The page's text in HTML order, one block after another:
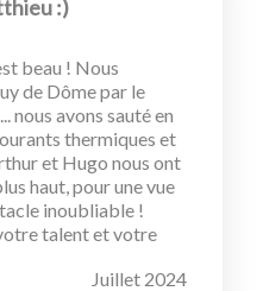
:)
beau ! Nous
de Dôme par le
nous avons sauté en
thermiques et
et Hugo nous ont
haut, pour une vue
inoubliable !
talent et votre
Juillet 2024